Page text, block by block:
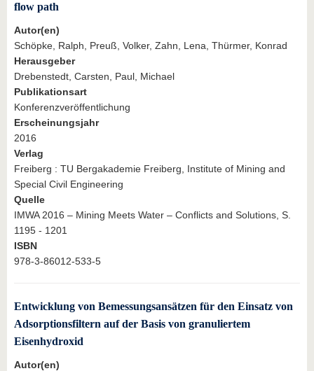
flow path
Autor(en)
Schöpke, Ralph, Preuß, Volker, Zahn, Lena, Thürmer, Konrad
Herausgeber
Drebenstedt, Carsten, Paul, Michael
Publikationsart
Konferenzveröffentlichung
Erscheinungsjahr
2016
Verlag
Freiberg : TU Bergakademie Freiberg, Institute of Mining and
Special Civil Engineering
Quelle
IMWA 2016 – Mining Meets Water – Conflicts and Solutions, S.
1195 - 1201
ISBN
978-3-86012-533-5
Entwicklung von Bemessungsansätzen für den Einsatz von
Adsorptionsfiltern auf der Basis von granuliertem
Eisenhydroxid
Autor(en)